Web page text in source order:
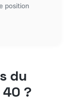
position
du
?